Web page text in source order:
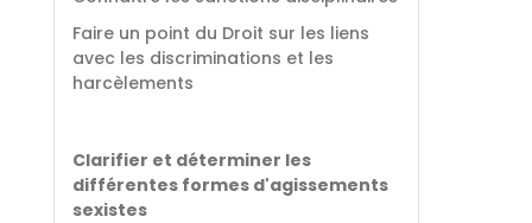
Faire un point du Droit sur les liens
avec les discriminations et les
harcèlements
Clarifier et déterminer les
différentes formes d'agissements
sexistes